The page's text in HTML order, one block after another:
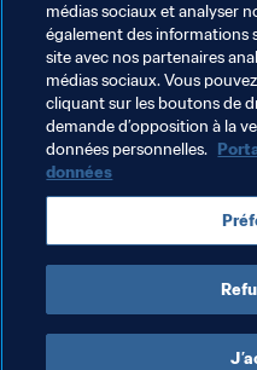
Avec l’arrivée du
chantiers des stades de
prochaine phase des
renouvelée !
Thèmes en lien
Russia UEFA
médias sociaux et analyser
également des
site avec nos partenaires
médias sociaux. Vous
cliquant sur les boutons de
demande d’opposition à la
données personnelles.
données